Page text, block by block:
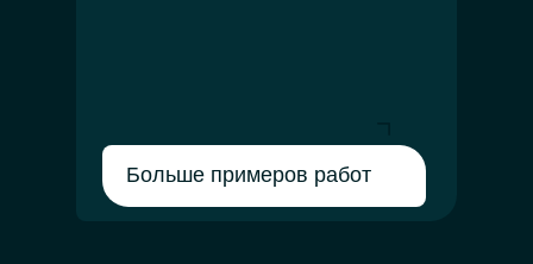
Больше примеров работ